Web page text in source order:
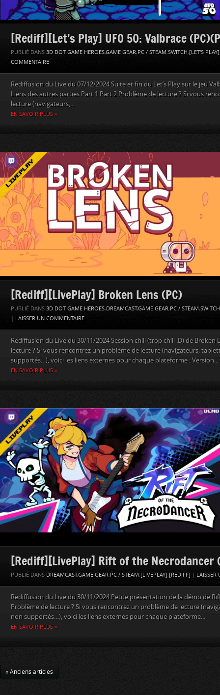
[Rediff][Let’s Play] UFO 50: Valbrace
PUBLIÉ DANS 3D DOT GAME HEROES,GAME GEAR, PC / STEAM,SWITCH,[LET'S PLAY]
COMMENTAIRE
Rediffusion du Live du 07/12/2024 Suite et fin du Let’s Play sur le jeu
Liens des autres parties Part 1 Part 2 Problème de lecture ? Si vous
lecture (navigateurs,...
EN SAVOIR PLUS »
[Rediff][LivePlay] Broken Lens (PC)
PUBLIÉ DANS 3D DOT GAME HEROES, DREAMCAST,GAME GEAR, PC / STEAM,SWITCH
LAISSER UN COMMENTAIRE
Rediffusion du Live du 30/11/2024 Session chill (trop chill :D) de Broken
lecture ? Si vous rencontrez un problème de lecture (navigateurs,
supportés…), voici les liens externes pour chaque plateforme : Version...
EN SAVOIR PLUS »
[Rediff][LivePlay] Rift of the Necrodancer
PUBLIÉ DANS DREAMCAST,GAME GEAR, PC / STEAM,[LIVEPLAY],[REDIFF] LAISSER
Rediffusion du Live du 30/11/2024 Petite présentation de la démo de
Problème de lecture ? Si vous rencontrez un problème de lecture
non supportés…), voici les liens externes pour chaque plateforme...
EN SAVOIR PLUS »
« Anciens articles